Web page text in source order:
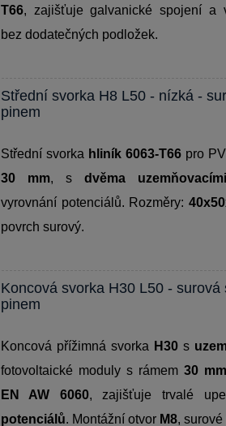
T66, zajišťuje galvanické spojení a
bez dodatečných podložek.
Střední svorka H8 L50 - nízká -
pinem
Střední svorka hliník 6063-T66pro PV
30 mm, s dvěma
vyrovnání potenciálů. Rozměry:
povrch surový.
Koncová svorka H30 L50 - surová
pinem
Koncová přížimná svorka H30s
fotovoltaické moduly s rámem 30 mm
EN AW 6060, zajišťuje trvalé
potenciálů. Montážní otvor M8, surové